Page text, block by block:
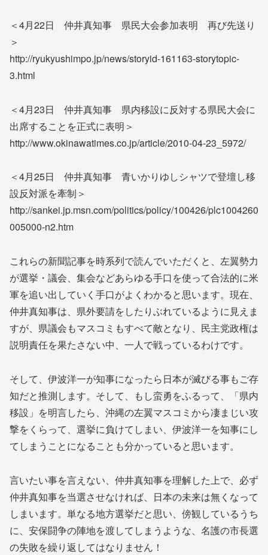
＜4月22日 仲井真知事 県民大会参加表明 再び先送り
＞
http://ryukyushimpo.jp/news/storyid-161163-storytopic-
3.html
＜4月23日 仲井真知事 県内移設に反対する県民大会に
出席することを正式に表明＞
http://www.okinawatimes.co.jp/article/2010-04-23_5972/
＜4月25日 仲井真知事 青いかりゆしシャツで登壇し移
設反対派を牽制＞
http://sankei.jp.msn.com/politics/policy/100426/plc1004260
005000-n2.htm
これらの新聞記事を時系列で読んでいただくと、左翼勢力
が選挙・議会、集会などあらゆる手口を使って合法的に米
軍を追い出していく手口がよくわかると思います。現在、
仲井真知事は、県外要請をしたりぶれているように見えま
すが、県議会もマスコミもすべて敵となり、民主党政権は
説明責任を果たさない中、一人で戦っているわけです。
そして、伊波洋一が知事になったら日本が滅びる事もご存
知だと推測します。そして、もし蛮勇をふるって、「県内
移設」を明言したら、沖縄の左翼マスコミから凄まじい攻
撃をくらって、選挙に負けてしまい、伊波洋一を知事にし
てしまうことになることも分かっていると思います。
言いたい事を言えない、仲井真知事を理解した上で、必ず
仲井真知事を当選させなければ、日本の未来は無くなって
しまいます。単なる地方選挙だと思い、傍観しているうち
に、安保闘争の陣地を渡してしまうような、名護の市長選
の失敗を繰り返してはなりません！